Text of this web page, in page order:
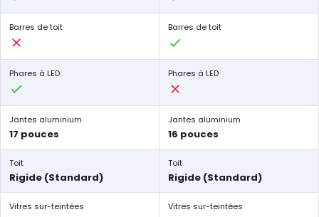
Barres de toit Barres de toit
Phares à LED Phares à LED
Jantes aluminium
17 pouces
Jantes aluminium
16 pouces
Toit
Rigide (Standard)
Toit
Rigide (Standard)
Vitres sur-teintées Vitres sur-teintées